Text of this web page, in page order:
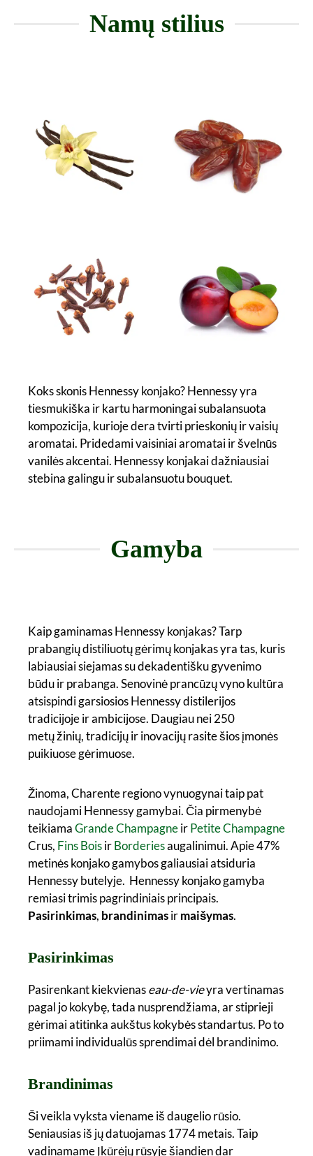
Namų stilius
Koks skonis Hennessy konjako? Hennessy yra
tiesmukiška ir kartu harmoningai subalansuota
kompozicija, kurioje dera tvirti prieskonių ir vaisių
aromatai. Pridedami vaisiniai aromatai ir švelnūs
vanilės akcentai. Hennessy konjakai dažniausiai
stebina galingu ir subalansuotu bouquet.
Gamyba
Kaip gaminamas Hennessy konjakas? Tarp
prabangių distiliuotų gėrimų konjakas yra tas, kuris
labiausiai siejamas su dekadentišku gyvenimo
būdu ir prabanga. Senovinė prancūzų vyno kultūra
atsispindi garsiosios Hennessy distilerijos
tradicijoje ir ambicijose. Daugiau nei 250
metų žinių, tradicijų ir inovacijų rasite šios įmonės
puikiuose gėrimuose.
Žinoma, Charente regiono vynuogynai taip pat
naudojami Hennessy gamybai. Čia pirmenybė
teikiamaGrande ChampagneirPetite Champagne
Crus, Fins BoisirBorderiesaugalinimui. Apie 47%
metinės konjako gamybos galiausiai atsiduria
Hennessy butelyje. Hennessy konjako gamyba
remiasi trimis pagrindiniais principais.
Pasirinkimas, brandinimasirmaišymas.
Pasirinkimas
Pasirenkant kiekvienaseau-de-vieyra vertinamas
pagal jo kokybę, tada nusprendžiama, ar stiprieji
gėrimai atitinka aukštus kokybės standartus. Po to
priimami individualūs sprendimai dėl brandinimo.
Brandinimas
Ši veikla vyksta viename iš daugelio rūsio.
Seniausias iš jų datuojamas 1774 metais. Taip
vadinamame Įkūrėjų rūsyje šiandien dar